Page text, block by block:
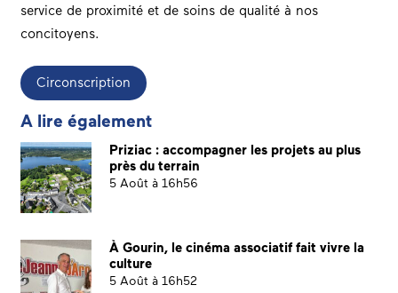
service de proximité et de soins de qualité à nos
concitoyens.
Circonscription
A lire également
Priziac : accompagner les projets au plus
près du terrain
5 Août à 16h56
À Gourin, le cinéma associatif fait vivre la
culture
5 Août à 16h52